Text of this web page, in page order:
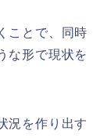
ことで、同時
な形で現状を
況を作り出す